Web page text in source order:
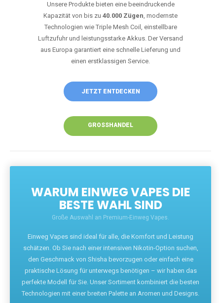
Unsere Produkte bieten eine beeindruckende
Kapazität von bis zu 40.000 Zügen, modernste
Technologien wie Triple Mesh Coil, einstellbare
Luftzufuhr und leistungsstarke Akkus. Der Versand
aus Europa garantiert eine schnelle Lieferung und
einen erstklassigen Service.
JETZT ENTDECKEN
GROSSHANDEL
WARUM EINWEG VAPES DIE
BESTE WAHL SIND
Große Auswahl an Premium-Einweg Vapes.
Einweg Vapes sind ideal für alle, die Komfort und Leistung
schätzen. Ob Sie nach einer intensiven Nikotin-Option suchen,
den Geschmack von Shisha bevorzugen oder einfach eine
praktische Lösung für unterwegs benötigen – wir haben das
perfekte Modell für Sie. Unser Sortiment kombiniert die besten
Technologien mit einer breiten Palette an Aromen und Designs.